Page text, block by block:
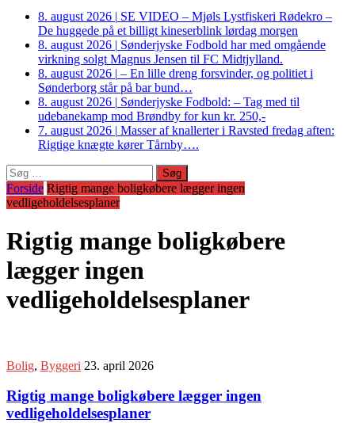
8. august 2026 | SE VIDEO – Mjøls Lystfiskeri Rødekro –
De huggede på et billigt kineserblink lørdag morgen
8. august 2026 | Sønderjyske Fodbold har med omgående
virkning solgt Magnus Jensen til FC Midtjylland.
8. august 2026 | – En lille dreng forsvinder, og politiet i
Sønderborg står på bar bund…
8. august 2026 | Sønderjyske Fodbold: – Tag med til
udebanekamp mod Brøndby for kun kr. 250,-
7. august 2026 | Masser af knallerter i Ravsted fredag aften:
Rigtige knægte kører Tårnby….
Søg
efter:
Forside Rigtig mange boligkøbere lægger ingen
vedligeholdelsesplaner
Rigtig mange boligkøbere
lægger ingen
vedligeholdelsesplaner
Bolig, Byggeri 23. april 2026
Rigtig mange boligkøbere lægger ingen
vedligeholdelsesplaner